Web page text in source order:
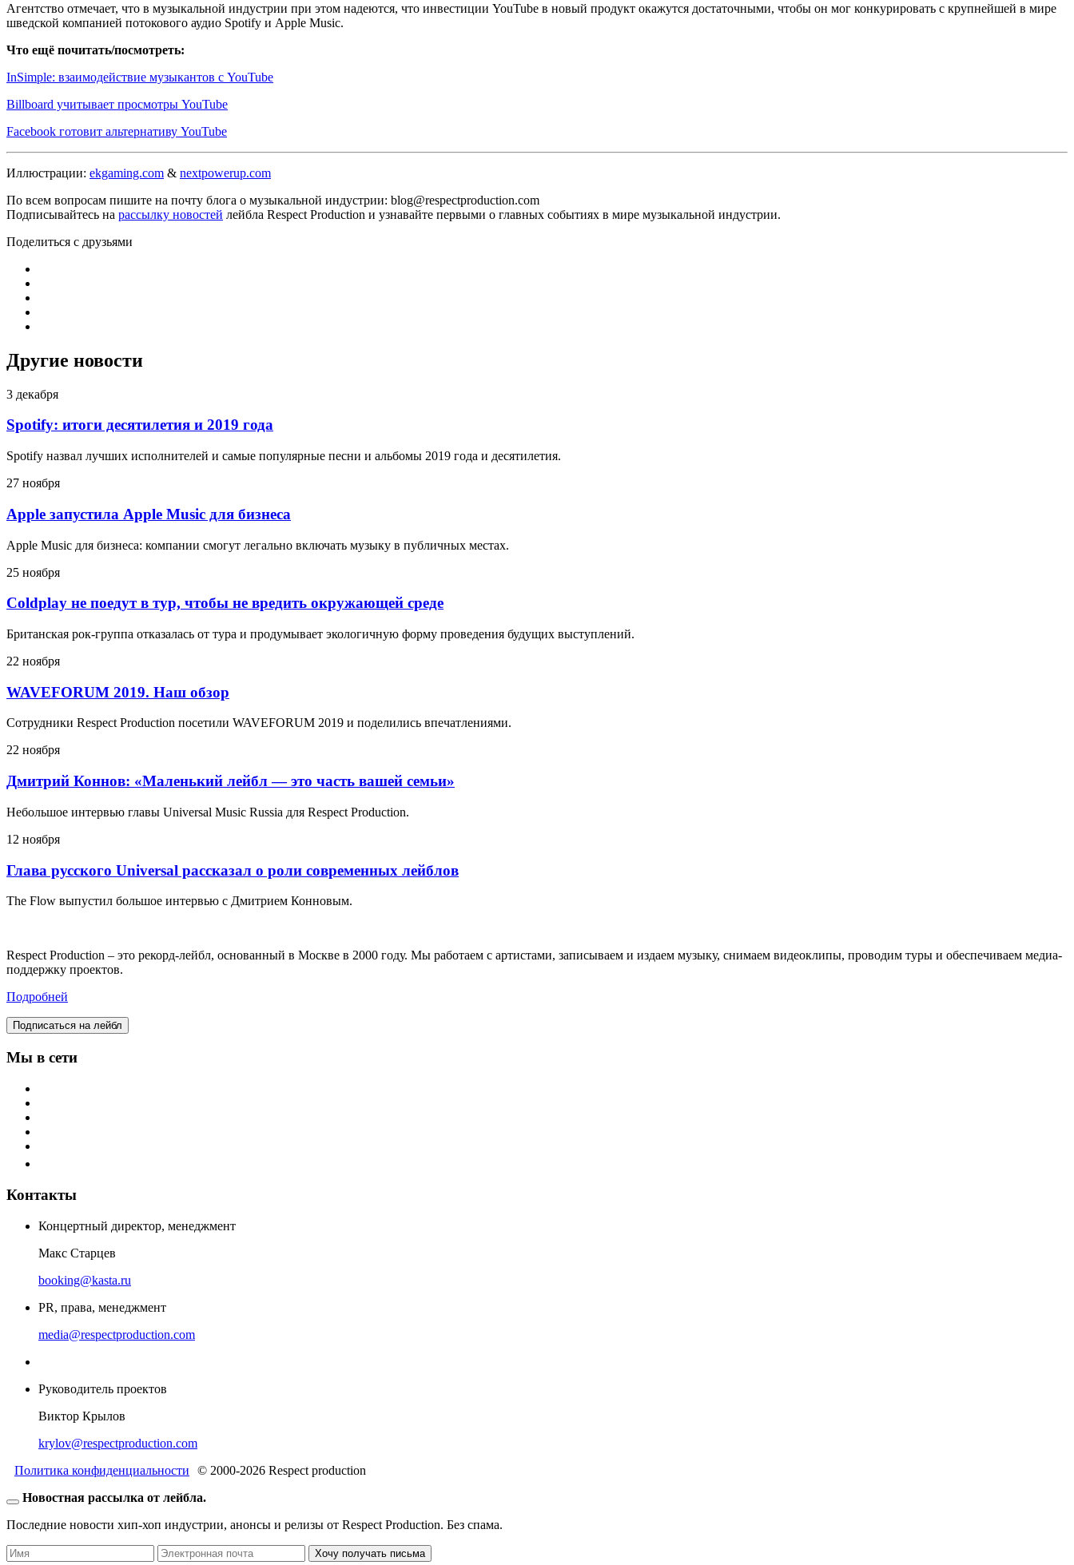
Агентство отмечает, что в музыкальной индустрии при этом надеются, что инвестиции YouTube в новый продукт окажутся достаточными, чтобы он мог конкурировать с крупнейшей в мире
шведской компанией потокового аудио Spotify и Apple Music.
Что ещё почитать/посмотреть:
InSimple: взаимодействие музыкантов с YouTube
Billboard учитывает просмотры YouTube
Facebook готовит альтернативу YouTube
Иллюстрации: ekgaming.com & nextpowerup.com
По всем вопросам пишите на почту блога о музыкальной индустрии: blog@respectproduction.com
Подписывайтесь на рассылку новостей лейбла Respect Production и узнавайте первыми о главных событиях в мире музыкальной индустрии.
Поделиться с друзьями
Другие новости
3 декабря
Spotify: итоги десятилетия и 2019 года
Spotify назвал лучших исполнителей и самые популярные песни и альбомы 2019 года и десятилетия.
27 ноября
Apple запустила Apple Music для бизнеса
Apple Music для бизнеса: компании смогут легально включать музыку в публичных местах.
25 ноября
Coldplay не поедут в тур, чтобы не вредить окружающей среде
Британская рок-группа отказалась от тура и продумывает экологичную форму проведения будущих выступлений.
22 ноября
WAVEFORUM 2019. Наш обзор
Сотрудники Respect Production посетили WAVEFORUM 2019 и поделились впечатлениями.
22 ноября
Дмитрий Коннов: «Маленький лейбл — это часть вашей семьи»
Небольшое интервью главы Universal Music Russia для Respect Production.
12 ноября
Глава русского Universal рассказал о роли современных лейблов
The Flow выпустил большое интервью с Дмитрием Конновым.
Respect Production – это рекорд-лейбл, основанный в Москве в 2000 году. Мы работаем с артистами, записываем и издаем музыку, снимаем видеоклипы, проводим туры и обеспечиваем медиа-
поддержку проектов.
Подробней
Подписаться на лейбл
Мы в сети
Контакты
Концертный директор, менеджмент
Макс Старцев
booking@kasta.ru
PR, права, менеджмент
media@respectproduction.com
Руководитель проектов
Виктор Крылов
krylov@respectproduction.com
Политика конфиденциальности
© 2000-2026 Respect production
Новостная рассылка от лейбла.
Последние новости хип-хоп индустрии, анонсы и релизы от Respect Production. Без спама.
Хочу получать письма